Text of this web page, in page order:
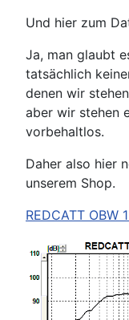
Und hier zum
Ja, man glaubt
tatsächlich
denen wir
aber wir stehen
vorbehaltlos.
Daher also hier
unserem Shop.
REDCATT OBW